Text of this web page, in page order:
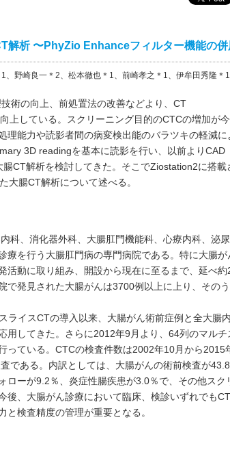
解析 〜PhyZio Enhanceフィルター機能の併
、野崎良一＊2、松本徹也＊1、前崎孝之＊1、伊牟田秀隆＊
術の向上、前処置法の改善などより、CT
上している。スクリーニング目的のCTCの増加が
理能力や読影者間の病変検出能のバラツキの軽減
3D readingを基本に読影を行い、以前よりCAD
CT解析を検討してきた。そこでZiostation2に搭載
大腸CT解析について述べる。
科、消化器外科、大腸肛門機能科、心療内科、泌
療を行う大腸肛門病の専門病院である。特に大腸が
活動に取り組み、開設から現在に至るまで、延べ
で発見された大腸がんは3700例以上に上り、その
ライスCTの導入以来、大腸がん術前症例と全大腸
用してきた。さらに2012年9月より、64列のマル
っている。CTCの検査件数は2002年10月から2015
である。内訳としては、大腸がんの術前検査が
ローが9.2％、炎症性腸疾患が3.0％で、その他スク
後、大腸がん診療において臨床、検診いずれでも
検査精度の管理が重要となる。